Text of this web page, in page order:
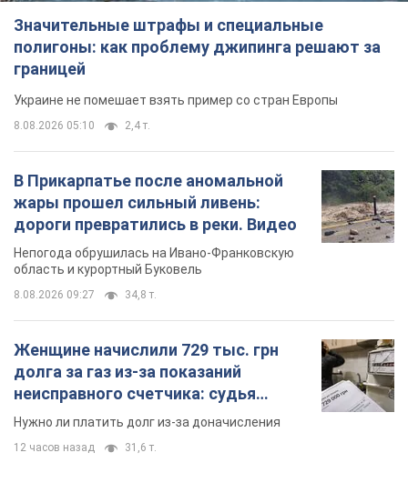
Непогода обрушилась на Ивано-Франковскую
область и курортный Буковель
8.08.2026 09:27 34,8 т.
долга за газ из-за показаний
неисправного счетчика: судья
вынес неожиданное решение
Нужно ли платить долг из-за доначисления
12 часов назад 31,6 т.